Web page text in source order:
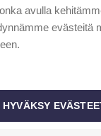
avulla
evästeitä
HYVÄKSY